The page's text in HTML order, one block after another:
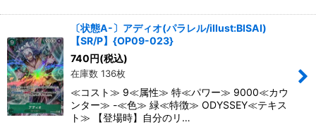
〔状態A-〕アディオ(パラレル/illust:BISAI)
【SR/P】{OP09-023}
740円(税込)
在庫数 136枚
≪コスト≫ 9≪属性≫ 特≪パワー≫ 9000≪カウ
ンター≫ -≪色≫ 緑≪特徴≫ ODYSSEY≪テキス
ト≫ 【登場時】自分のリ…